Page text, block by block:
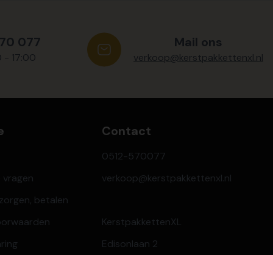
077
- 17:00
Mail ons
verkoop@kerstpakkettenxl.nl
vragen
betalen
Contact
0512-570077
verkoop@kerstpakkettenxl.nl
KerstpakkettenXL
Edisonlaan 2